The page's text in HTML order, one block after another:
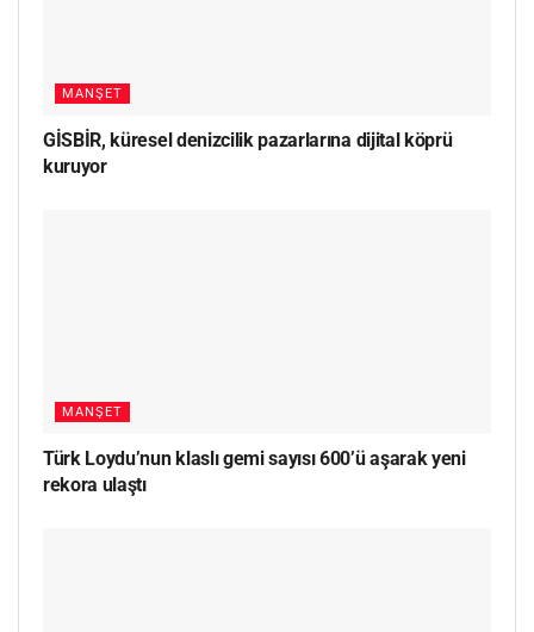
MANŞET
GİSBİR, küresel denizcilik pazarlarına dijital köprü
kuruyor
MANŞET
Türk Loydu’nun klaslı gemi sayısı 600’ü aşarak yeni
rekora ulaştı